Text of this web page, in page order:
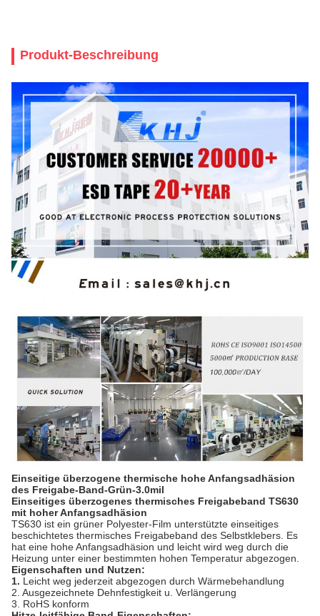
Produkt-Beschreibung
Einseitige überzogene thermische hohe Anfangsadhäsion
des Freigabe-Band-Grün-3.0mil
Einseitiges überzogenes thermisches Freigabeband TS630
mit hoher Anfangsadhäsion
TS630 ist ein grüner Polyester-Film unterstützte einseitiges
beschichtetes thermisches Freigabeband des Selbstklebers. Es
hat eine hohe Anfangsadhäsion und leicht wird weg durch die
Heizung unter einer bestimmten hohen Temperatur abgezogen.
Eigenschaften und Nutzen:
1. Leicht weg jederzeit abgezogen durch Wärmebehandlung
2. Ausgezeichnete Dehnfestigkeit u. Verlängerung
3. RoHS konform